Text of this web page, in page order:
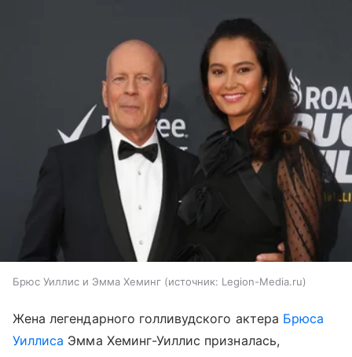
Брюс Уиллис и Эмма Хеминг источник: Legion-Media.ru
Жена легендарного голливудского актера Брюса
Уиллиса Эмма Хеминг-Уиллис призналась,